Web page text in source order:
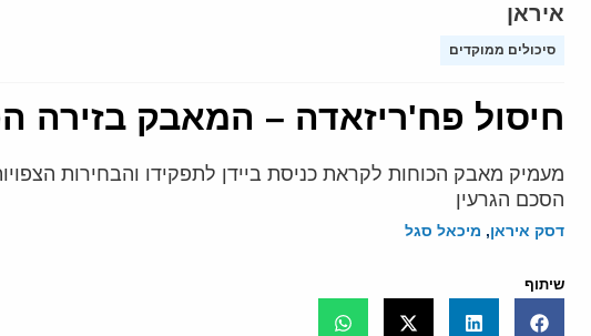
איראן
סיכולים ממוקדים
חיסול פח'ריזאדה – המאבק בזירה
מעמיק מאבק הכוחות לקראת כניסת ביידן לתפקידו והבחירות
הסכם הגרעין
דסק איראן, מיכאל סגל
שיתוף